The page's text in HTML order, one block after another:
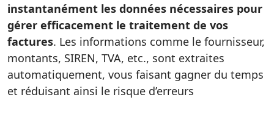
instantanément les données nécessaires pour
gérer efficacement le traitement de vos
factures. Les informations comme le fournisseur,
montants, SIREN, TVA, etc., sont extraites
automatiquement, vous faisant gagner du temps
et réduisant ainsi le risque d’erreurs